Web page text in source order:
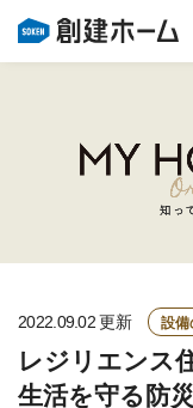
2022.09.02更新 設備
レジリエンス
生活を守る防